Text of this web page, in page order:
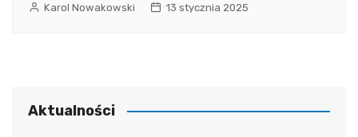
Karol Nowakowski 13 stycznia 2025
Aktualności